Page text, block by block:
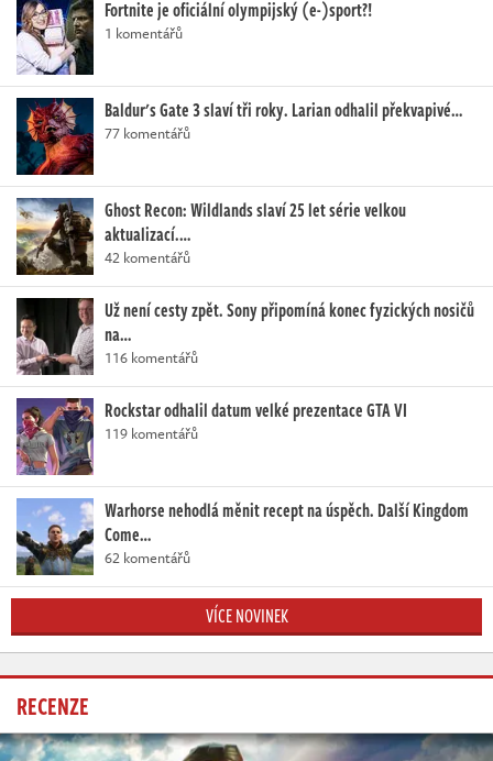
Fortnite je oficiální olympijský (e-)sport?!
1 komentářů
Baldur's Gate 3 slaví tři roky. Larian odhalil překvapivé…
77 komentářů
Ghost Recon: Wildlands slaví 25 let série velkou
aktualizací.…
42 komentářů
Už není cesty zpět. Sony připomíná konec fyzických nosičů
na…
116 komentářů
Rockstar odhalil datum velké prezentace GTA VI
119 komentářů
Warhorse nehodlá měnit recept na úspěch. Další Kingdom
Come…
62 komentářů
VÍCE NOVINEK
RECENZE